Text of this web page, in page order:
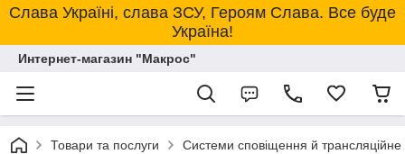
Слава Україні, слава ЗСУ, Героям Слава. Все буде
Україна!
Интернет-магазин "Макрос"
Товари та послуги Системи сповіщення й